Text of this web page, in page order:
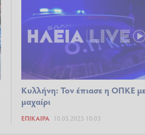
Κυλλήνη: Τον έπιασε η ΟΠΚΕ
μαχαίρι
ΕΠΊΚΑΙΡΑ 10.05.2025 10:03